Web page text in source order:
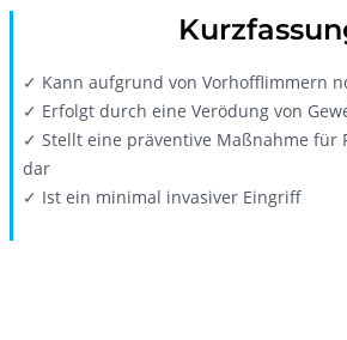
✓ Kann aufgrund von Vorhofflimmern
✓ Erfolgt durch eine Verödung von
✓ Stellt eine präventive Maßnahme für
dar
✓ Ist ein minimal invasiver Eingriff